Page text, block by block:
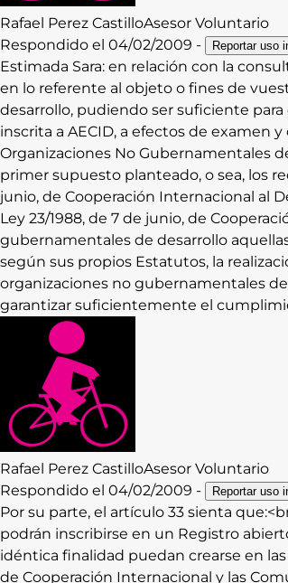
Rafael Perez CastilloAsesor Voluntario
Respondido el 04/02/2009 - Reportar uso
Estimada Sara: en relación con la
en lo referente al objeto o fines de
desarrollo, pudiendo ser suficiente
inscrita a AECID, a efectos de examen
Organizaciones No Gubernamentales
primer supuesto planteado, o sea, los
junio, de Cooperación Internacional al
Ley 23/1988, de 7 de junio, de
gubernamentales de desarrollo
según sus propios Estatutos, la
organizaciones no gubernamentales
garantizar suficientemente el
Rafael Perez CastilloAsesor Voluntario
Respondido el 04/02/2009 - Reportar uso
Por su parte, el artículo 33 sienta
podrán inscribirse en un Registro
idéntica finalidad puedan crearse en
de Cooperación Internacional y las